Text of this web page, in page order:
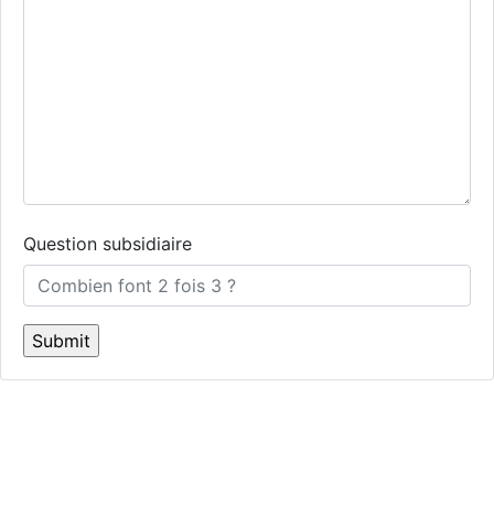
Question subsidiaire